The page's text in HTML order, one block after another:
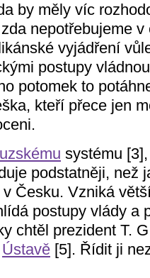
by měly víc
nepotřebujeme
vyjádření
postupy
potomek to
kteří přece jen
systému
podstatněji, než
Česku. Vzniká
postupy vlády a
chtěl prezident T.
Ústavě [5]. Řídit ji